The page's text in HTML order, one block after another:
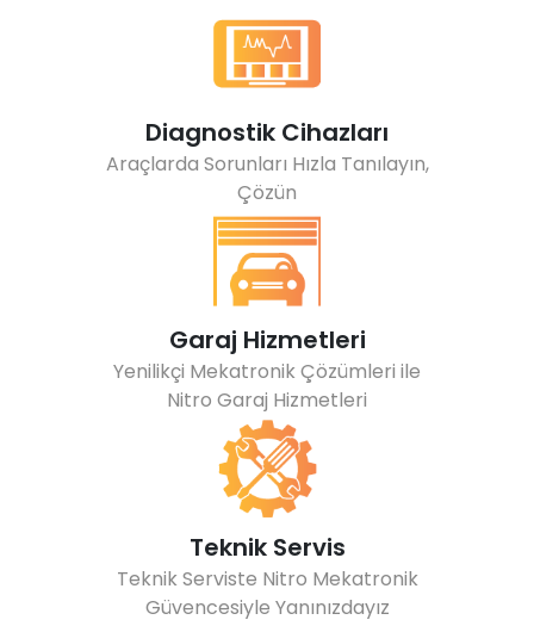
Diagnostik Cihazları
Araçlarda Sorunları Hızla Tanılayın,
Çözün
Garaj Hizmetleri
Yenilikçi Mekatronik Çözümleri ile
Nitro Garaj Hizmetleri
Teknik Servis
Teknik Serviste Nitro Mekatronik
Güvencesiyle Yanınızdayız